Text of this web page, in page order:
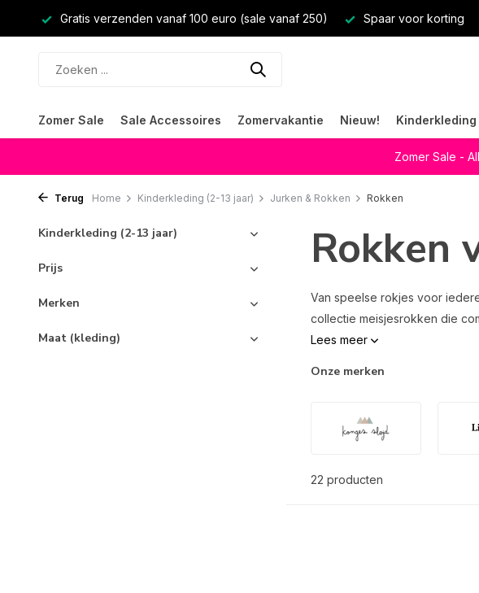
Gratis verzenden vanaf 100 euro (sale vanaf 250) Spaar voor korting
Zomer Sale Sale Accessoires Zomervakantie Nieuw! Kinderkleding
Zomer Sale -
Terug Home Kinderkleding (2-13 jaar) Jurken & Rokken Rokken
Kinderkleding (2-13 jaar)
Prijs
Merken
Maat (kleding)
Rokken
Van speelse rokjes voor
collectie meisjesrokken die
Lees meer
Onze merken
22 producten